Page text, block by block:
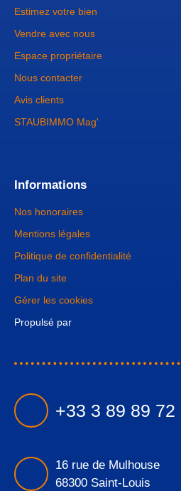
Estimez votre bien
Vendre avec nous
Espace propriétaire
Nous contacter
Avis clients
STAUBIMMO Mag'
Informations
Nos honoraires
Mentions légales
Politique de confidentialité
Plan du site
Gérer les cookies
Propulsé par
+33 3 89 89 72
16 rue de Mulhouse
68300 Saint-Louis